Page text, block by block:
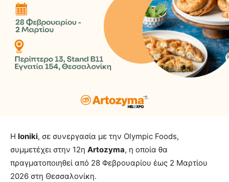
Η Ioniki, σε συνεργασία με την Olympic Foods,
συμμετέχει στην 12η Artozyma, η οποία θα
πραγματοποιηθεί από 28 Φεβρουαρίου έως 2 Μαρτίου
2026 στη Θεσσαλονίκη.